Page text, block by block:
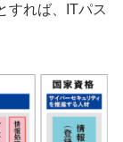
すれば、ITパス